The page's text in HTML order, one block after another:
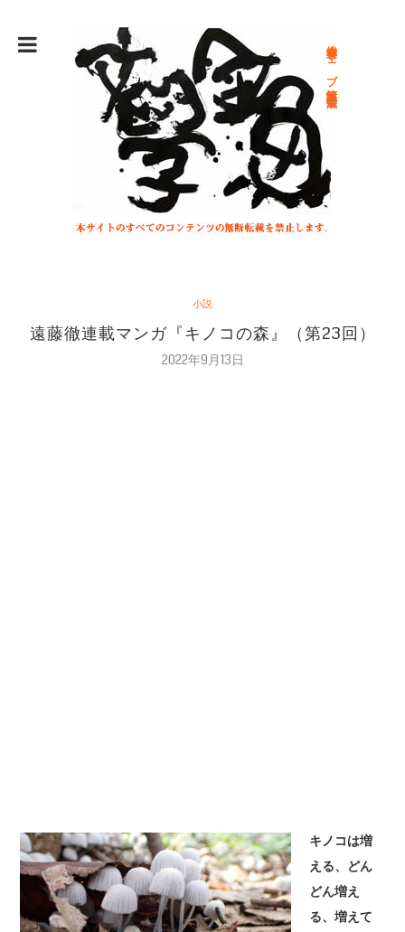
総合文学ウェブ情報誌 文学金魚
小説
遠藤徹連載マンガ『キノコの森』（第23回）
2022年9月13日
キノコは増
える、どん
どん増え
る、増えて